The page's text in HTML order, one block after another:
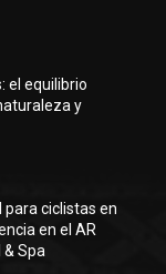
el equilibrio
y
para ciclistas en
en el AR
Spa